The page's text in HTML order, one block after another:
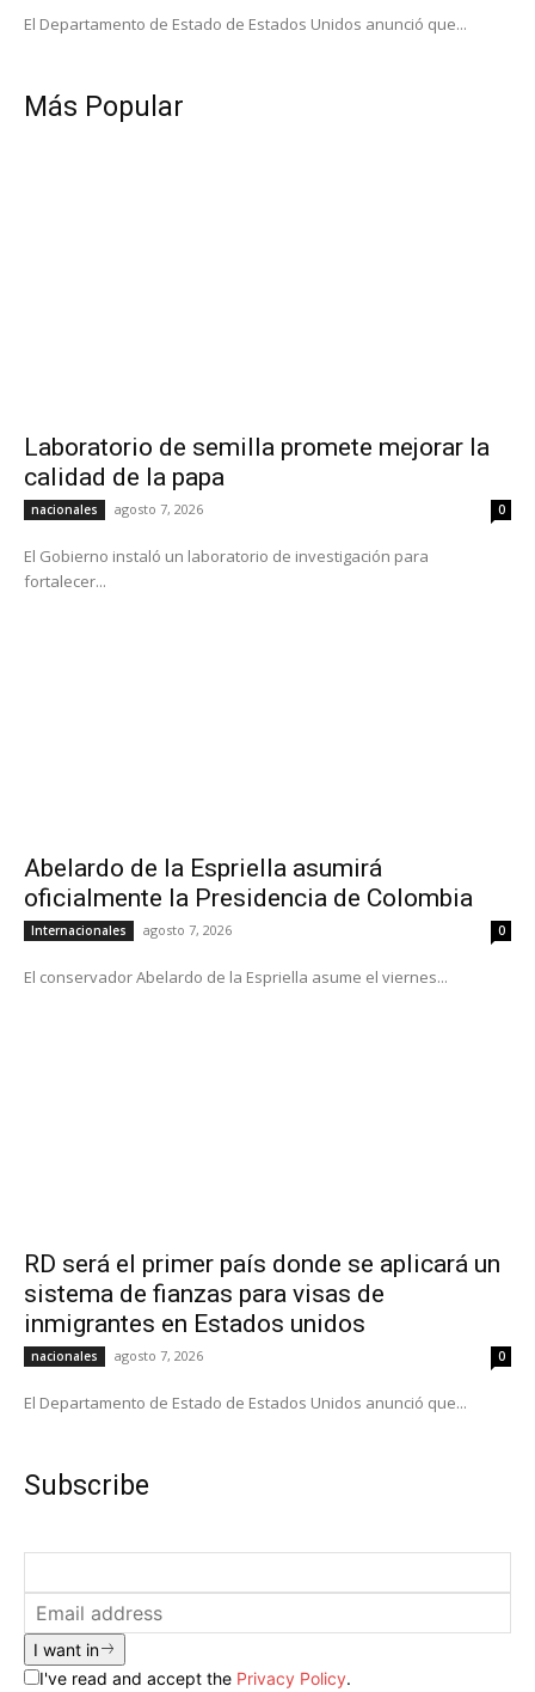
El Departamento de Estado de Estados Unidos anunció que...
Más Popular
Laboratorio de semilla promete mejorar la
calidad de la papa
nacionales agosto 7, 2026 0
El Gobierno instaló un laboratorio de investigación para
fortalecer...
Abelardo de la Espriella asumirá
oficialmente la Presidencia de Colombia
Internacionales agosto 7, 2026 0
El conservador Abelardo de la Espriella asume el viernes...
RD será el primer país donde se aplicará un
sistema de fianzas para visas de
inmigrantes en Estados unidos
nacionales agosto 7, 2026 0
El Departamento de Estado de Estados Unidos anunció que...
Subscribe
I want in
I've read and accept the Privacy Policy.